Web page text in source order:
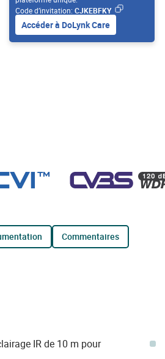
Code d’invitation: CJKEBFKY
Accéder à DoLynk Care
commentaires
IR de 10 m pour